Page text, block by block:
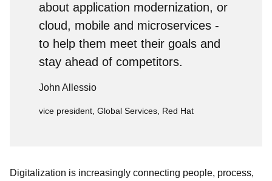
about application modernization, or
cloud, mobile and microservices -
to help them meet their goals and
stay ahead of competitors.
John Allessio
vice president, Global Services, Red Hat
Digitalization is increasingly connecting people, process,